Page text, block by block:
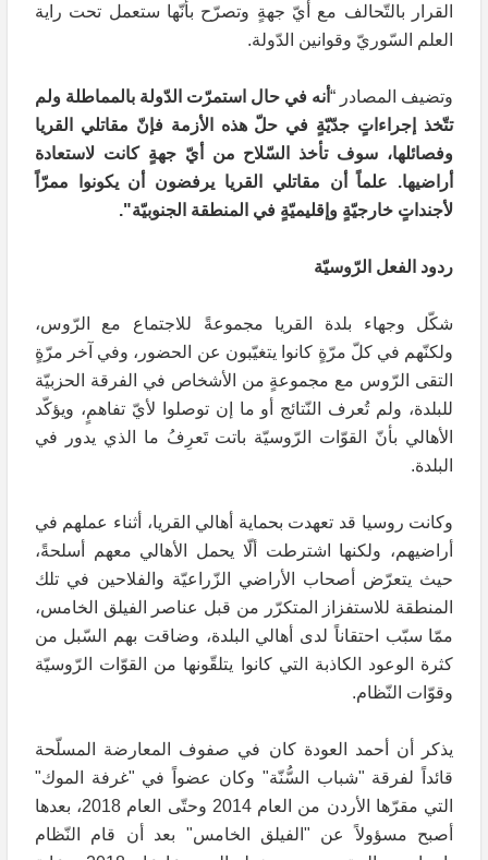
القرار بالتّحالف مع أيّ جهةٍ وتصرّح بأنّها ستعمل تحت راية
العلم السّوريّ وقوانين الدّولة.
وتضيف المصادر “أنه في حال استمرّت الدّولة بالمماطلة ولم
تتّخذ إجراءاتٍ جدّيّةٍ في حلّ هذه الأزمة فإنّ مقاتلي القريا
وفصائلها، سوف تأخذ السّلاح من أيّ جهةٍ كانت لاستعادة
أراضيها.
علماً أن مقاتلي القريا يرفضون أن يكونوا ممرّاً
لأجنداتٍ خارجيّةٍ وإقليميّةٍ في المنطقة الجنوبيّة".
ردود الفعل الرّوسيّة
شكّل وجهاء بلدة القريا مجموعةً للاجتماع مع الرّوس،
ولكنّهم في كلّ مرّةٍ كانوا يتغيّبون عن الحضور، وفي آخر مرّةٍ
التقى الرّوس مع مجموعةٍ من الأشخاص في الفرقة الحزبيّة
للبلدة، ولم تُعرف النّتائج أو ما إن توصلوا لأيّ تفاهمٍ، ويؤكّد
الأهالي بأنّ القوّات الرّوسيّة باتت تَعرِفُ ما الذي يدور في
البلدة.
وكانت روسيا قد تعهدت بحماية أهالي القريا، أثناء عملهم في
أراضيهم، ولكنها اشترطت ألّا يحمل الأهالي معهم أسلحةً،
حيث يتعرّض أصحاب الأراضي الزّراعيّة والفلاحين في تلك
المنطقة للاستفزاز المتكرّر من قبل عناصر الفيلق الخامس،
ممّا سبّب احتقاناً لدى أهالي البلدة، وضاقت بهم السّبل من
كثرة الوعود الكاذبة التي كانوا يتلقّونها من القوّات الرّوسيّة
وقوّات النّظام.
يذكر أن أحمد العودة كان في صفوف المعارضة المسلّحة
قائداً لفرقة "شباب السُّنّة" وكان عضواً في "غرفة الموك"
التي مقرّها الأردن من العام 2014 وحتّى العام 2018، بعدها
أصبح مسؤولاً عن "الفيلق الخامس" بعد أن قام النّظام